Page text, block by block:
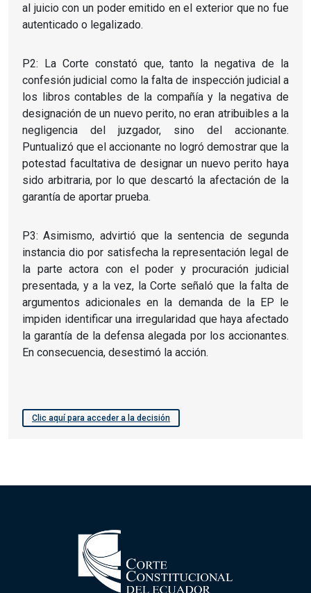
al juicio con un poder emitido en el exterior que no fue
autenticado o legalizado.
P2: La Corte constató que, tanto la negativa de la
confesión judicial como la falta de inspección judicial a
los libros contables de la compañía y la negativa de
designación de un nuevo perito, no eran atribuibles a la
negligencia del juzgador, sino del accionante.
Puntualizó que el accionante no logró demostrar que la
potestad facultativa de designar un nuevo perito haya
sido arbitraria, por lo que descartó la afectación de la
garantía de aportar prueba.
P3: Asimismo, advirtió que la sentencia de segunda
instancia dio por satisfecha la representación legal de
la parte actora con el poder y procuración judicial
presentada, y a la vez, la Corte señaló que la falta de
argumentos adicionales en la demanda de la EP le
impiden identificar una irregularidad que haya afectado
la garantía de la defensa alegada por los accionantes.
En consecuencia, desestimó la acción.
Clic aquí para acceder a la decisión